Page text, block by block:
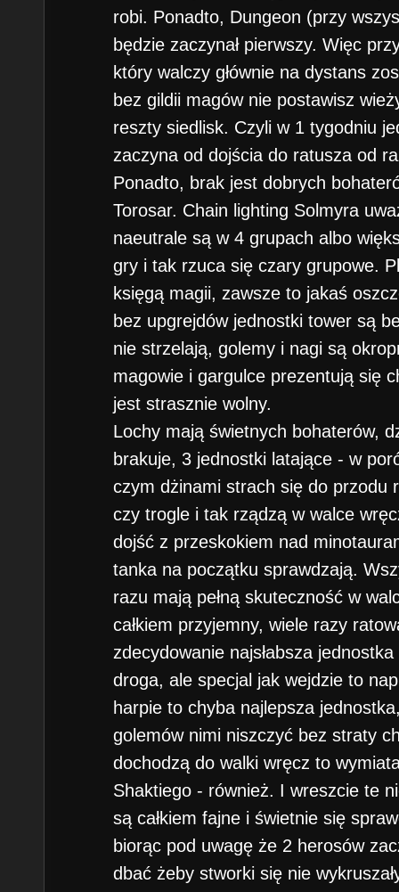
robi. Ponadto, Dungeon (przy
będzie zaczynał pierwszy. Więc
który walczy głównie na dystans
bez gildii magów nie postawisz
reszty siedlisk. Czyli w 1 tygodniu
zaczyna od dojścia do ratusza od
Ponadto, brak jest dobrych
Torosar. Chain lighting Solmyra
naeutrale są w 4 grupach albo
gry i tak rzuca się czary grupowe.
księgą magii, zawsze to jakaś
bez upgrejdów jednostki tower są
nie strzelają, golemy i nagi są
magowie i gargulce prezentują się
jest strasznie wolny.
Lochy mają świetnych bohaterów,
brakuje, 3 jednostki latające - w
czym dżinami strach się do przodu
czy trogle i tak rządzą w walce
dojść z przeskokiem nad
tanka na początku sprawdzają.
razu mają pełną skuteczność w
całkiem przyjemny, wiele razy
zdecydowanie najsłabsza
droga, ale specjal jak wejdzie to
harpie to chyba najlepsza
golemów nimi niszczyć bez straty
dochodzą do walki wręcz to
Shaktiego - również. I wreszcie te
są całkiem fajne i świetnie się
biorąc pod uwagę że 2 herosów
dbać żeby stworki się nie